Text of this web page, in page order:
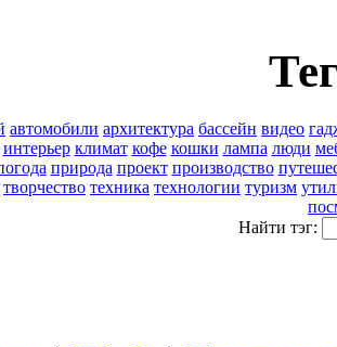
автомобили архитектура бассейн видео
интерьер климат кофе кошки лампа люди
природа проект производство
творчество техника технологии туризм
Найти тэг: